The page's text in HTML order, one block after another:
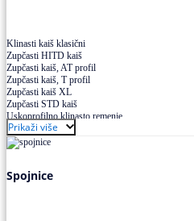
Klinasti kaiš klasični
Zupčasti HITD kaiš
Zupčasti kaiš, AT profil
Zupčasti kaiš, T profil
Zupčasti kaiš XL
Zupčasti STD kaiš
Uskoprofilno klinasto remenje
Uskoprofilno klinasto remenje spojeno
Uskoprofilno klinasto remenje XP extra power
Višekanalno remenje PJ,PK
Prikaži više
Spojnice